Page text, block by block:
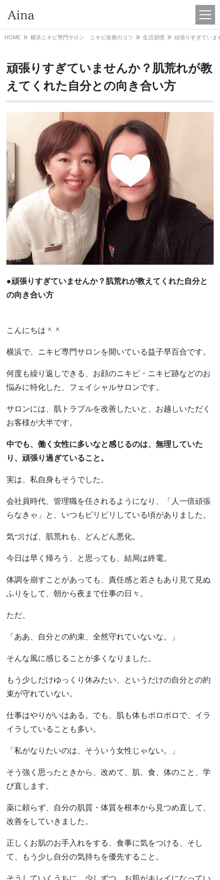
HOME 横浜ニキビ専門サロン ニキビ改善のコツ 生活習慣 頑張りすぎていま
頑張りすぎていませんか？肌荒れが教
えてくれた自分との向き合い方
●頑張りすぎていませんか？肌荒れが教えてくれた自分と
の向き合い方
こんにちは＾＾
横浜で、ニキビ専門サロンを開いている益子早百合です。
何度も繰り返しできる、お顔のニキビ・ニキビ跡などのお
悩みに特化した、フェイシャルサロンです。
サロンには、肌トラブルを改善したいと、お越しいただく
お客様が大半です。
中でも、働く女性に多いなと感じるのは、無理していた
り、頑張り過ぎていること。
実は、私自身もそうでした。
会社員時代、管理職を任されるようになり、「人一倍頑張
らなきゃ」と、いつもピリピリしている頃がありました。
気づけば、肌荒れも、どんどん悪化。
今日は早く帰ろう、と思っても、結局は終電。
体調を崩すことがあっても、責任感と若さもあり見て見ぬ
ふりをして、朝から夜まで仕事の日々。
ただ、
「ああ、自分との約束、全然守れていないな。」
そんな風に感じることが多くなりました。
もう少しだけゆっくり休みたい、というだけの自分との約
束が守れていない。
仕事はやりがいはある。でも、肌も体もボロボロで、イラ
イラしていることも多い。
「私がなりたいのは、そういう女性じゃない。」
そう強く思ったときから、改めて、肌、食、体のこと、学
び直します。
薬に頼らず、自分の肌質・体質を根本から見つめ直して、
改善をしていきました。
正しくお肌のお手入れをする、食事に気をつける、そし
て、もう少し自分の気持ちを優先すること。